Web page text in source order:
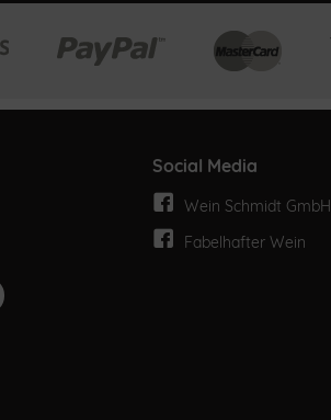
Social Media
Wein Schmidt GmbH
Fabelhafter Wein